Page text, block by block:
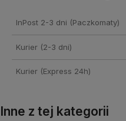
InPost 2-3 dni (Paczkomaty)
Kurier (2-3 dni)
Kurier (Express 24h)
Inne z tej kategorii